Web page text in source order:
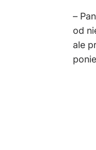
–
od
ale